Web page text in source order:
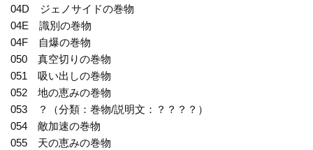
04D ジェノサイドの巻物
04E 識別の巻物
04F 自爆の巻物
050 真空切りの巻物
051 吸い出しの巻物
052 地の恵みの巻物
053 ？（分類：巻物/説明文：？？？？）
054 敵加速の巻物
055 天の恵みの巻物